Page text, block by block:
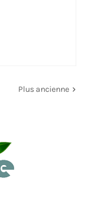
Plus ancienne